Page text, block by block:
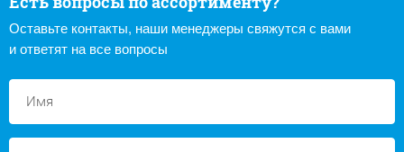
Оставьте контакты, наши менеджеры свяжутся с вами
и ответят на все вопросы